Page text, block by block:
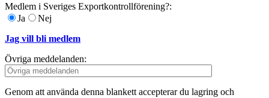
Medlem i Sveriges Exportkontrollförening?:
Ja
Nej
Jag vill bli medlem
Övriga meddelanden:
Genom att använda denna blankett accepterar du lagring och